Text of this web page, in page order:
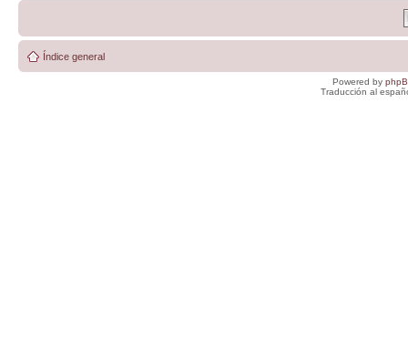
Índice general
Powered by
Traducción al